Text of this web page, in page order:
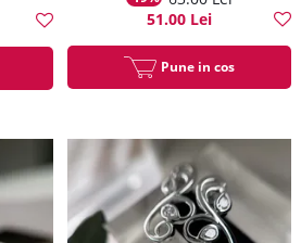
51.00 Lei
Pune in cos